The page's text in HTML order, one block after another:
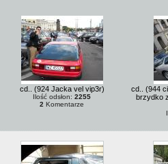
cd.. (924 Jacka vel vip3r)
Ilość odsłon: 2255
2 Komentarze
cd.. (944
brzydko